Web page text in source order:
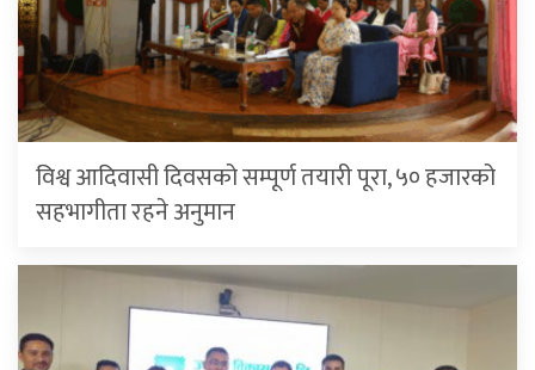
विश्व आदिवासी दिवसको सम्पूर्ण तयारी पूरा, ५० हजारको
सहभागीता रहने अनुमान